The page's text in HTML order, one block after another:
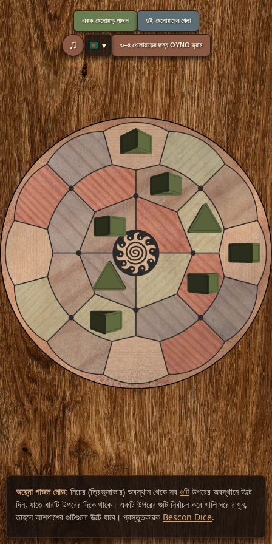
একক-খেলোয়াড় পাজল দুই-খেলোয়াড়ের খেলা
♫ 🇧🇩 ৩–৪ খেলোয়াড়ের জন্য OYNO ড্রাম
অয়্নো পাজল মোড: নিচের (ত্রিভুজাকার) অবস্থান থেকে সব গুটি উপরের অবস্থানে উল্টে
দিন, যাতে ধারটি উপরের দিকে থাকে। একটি উপরের গুটি নির্বাচন করে খালি ঘরে রাখুন,
তাহলে আশপাশের গুটিগুলো উল্টে যাবে। প্রস্তুতকারক Bescon Dice.